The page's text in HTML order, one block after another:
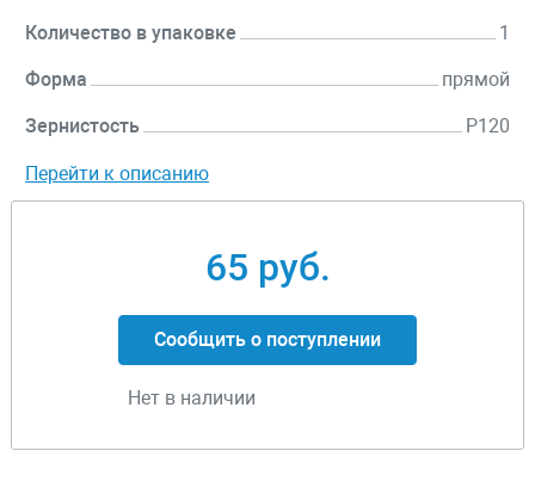
Количество в упаковке 1
Форма прямой
Зернистость P120
Перейти к описанию
65 руб.
Сообщить о поступлении
Нет в наличии